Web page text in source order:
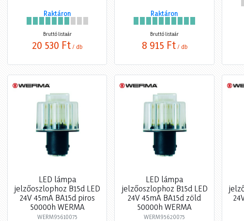
Raktáron
Bruttó listaár
20 530 Ft / db
Raktáron
Bruttó listaár
8 915 Ft / db
LED lámpa
jelzőoszlophoz B15d LED
24V 45mA BA15d piros
50000h WERMA
WERM95610075
LED lámpa
jelzőoszlophoz B15d LED
24V 45mA BA15d zöld
50000h WERMA
WERM95620075